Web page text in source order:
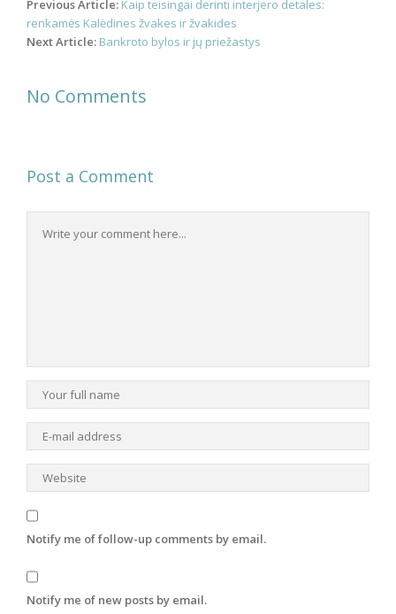
navigation
Previous Article: Kaip teisingai derinti interjero detales:
renkamės Kalėdines žvakes ir žvakides
Next Article: Bankroto bylos ir jų priežastys
No Comments
Post a Comment
Notify me of follow-up comments by email.
Notify me of new posts by email.